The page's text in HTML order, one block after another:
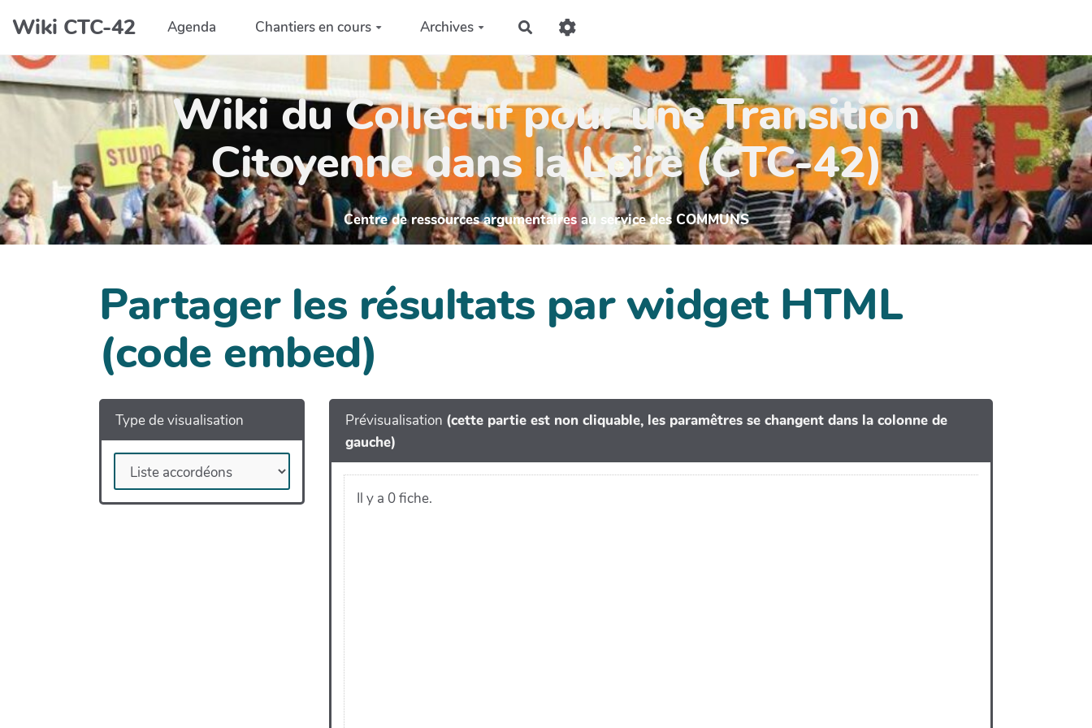
Aller au contenu principal
Wiki CTC-42 Agenda Chantiers en cours Archives Rechercher
Wiki du Collectif pour une Transition
Citoyenne dans la Loire (CTC-42)
Centre de ressources argumentaires au service des COMMUNS
Partager les résultats par widget HTML
(code embed)
Type de visualisation Prévisualisation (cette partie est non cliquable, les paramêtres se changent dans la colonne de
gauche)